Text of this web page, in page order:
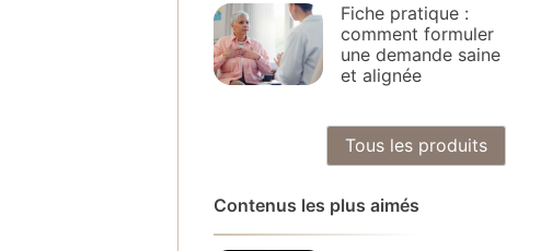
Fiche pratique :
comment formuler
une demande saine
et alignée
Tous les produits
Contenus les plus aimés